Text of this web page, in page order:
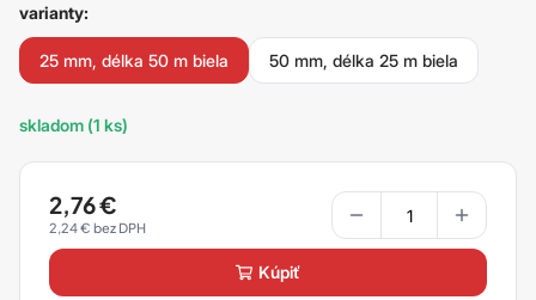
varianty:
25 mm, délka 50 m biela 50 mm, délka 25 m biela
skladom (1 ks)
2,76€
2,24€
kúpiť